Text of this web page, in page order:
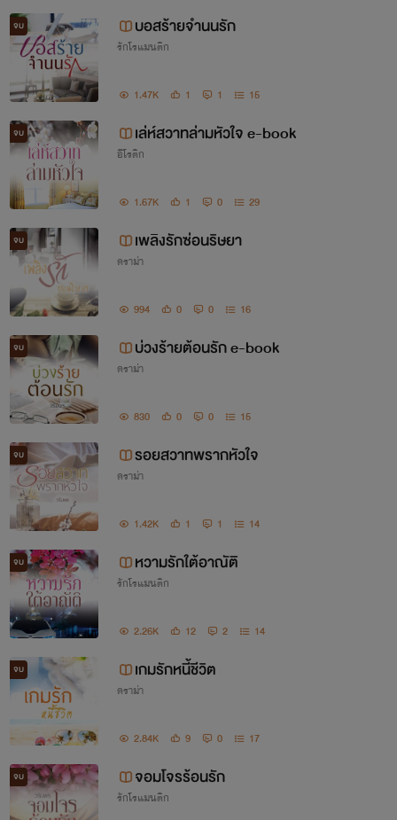
จบ บอสร้ายจำนนรัก
รักโรแมนติก
1.47K 1 1 15
จบ เล่ห์สวาทล่ามหัวใจ e-book
อีโรติก
1.67K 1 0 29
จบ เพลิงรักซ่อนริษยา
ดราม่า
994 0 0 16
จบ บ่วงร้ายต้อนรัก e-book
ดราม่า
830 0 0 15
จบ รอยสวาทพรากหัวใจ
ดราม่า
1.42K 1 1 14
จบ หวามรักใต้อาณัติ
รักโรแมนติก
2.26K 12 2 14
จบ เกมรักหนี้ชีวิต
ดราม่า
2.84K 9 0 17
จบ จอมโจรร้อนรัก
รักโรแมนติก